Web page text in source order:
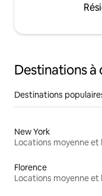
Destinations à
Destinations
New York
Florence